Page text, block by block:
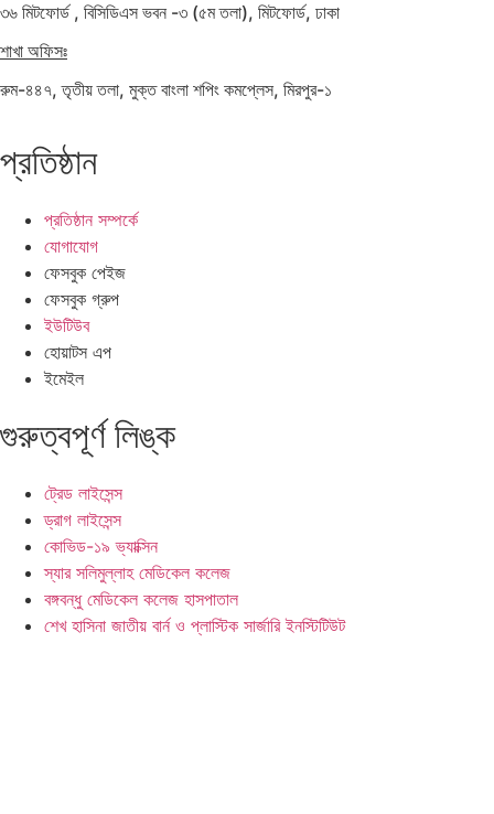
৩৬ মিটফোর্ড , বিসিডিএস ভবন -৩ (৫ম তলা), মিটফোর্ড, ঢাকা
শাখা অফিসঃ
রুম-৪৪৭, তৃতীয় তলা, মুক্ত বাংলা শপিং কমপ্লেস, মিরপুর-১
প্রতিষ্ঠান
প্রতিষ্ঠান সম্পর্কে
যোগাযোগ
ফেসবুক পেইজ
ফেসবুক গ্রুপ
ইউটিউব
হোয়াটস এপ
ইমেইল
গুরুত্বপূর্ণ লিঙ্ক
ট্রেড লাইসেন্স
ড্রাগ লাইসেন্স
কোভিড-১৯ ভ্যাক্সিন
স্যার সলিমুল্লাহ মেডিকেল কলেজ
বঙ্গবন্ধু মেডিকেল কলেজ হাসপাতাল
শেখ হাসিনা জাতীয় বার্ন ও প্লাস্টিক সার্জারি ইনস্টিটিউট